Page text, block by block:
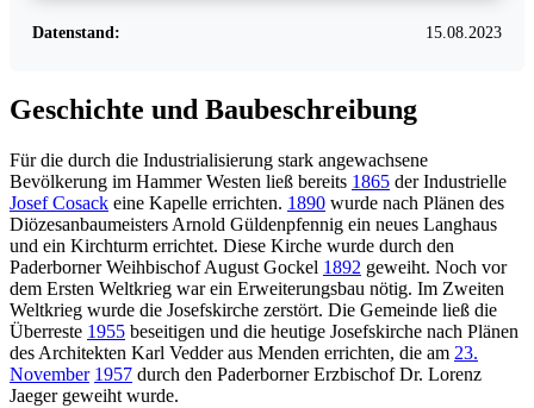
Datenstand: 15.08.2023
Geschichte und Baubeschreibung
Für die durch die Industrialisierung stark angewachsene
Bevölkerung im Hammer Westen ließ bereits 1865 der Industrielle
Josef Cosack eine Kapelle errichten. 1890 wurde nach Plänen des
Diözesanbaumeisters Arnold Güldenpfennig ein neues Langhaus
und ein Kirchturm errichtet. Diese Kirche wurde durch den
Paderborner Weihbischof August Gockel 1892 geweiht. Noch vor
dem Ersten Weltkrieg war ein Erweiterungsbau nötig. Im Zweiten
Weltkrieg wurde die Josefskirche zerstört. Die Gemeinde ließ die
Überreste 1955 beseitigen und die heutige Josefskirche nach Plänen
des Architekten Karl Vedder aus Menden errichten, die am 23.
November 1957 durch den Paderborner Erzbischof Dr. Lorenz
Jaeger geweiht wurde.